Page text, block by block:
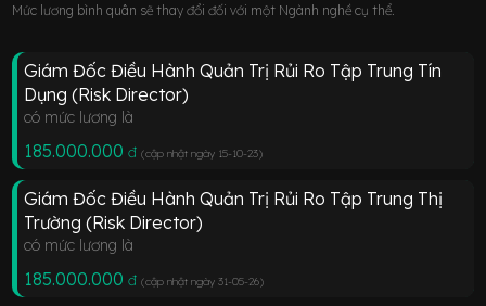
Mức lương bình quân sẽ thay đổi đối với một Ngành nghề cụ thể.
Giám Đốc Điều Hành Quản Trị Rủi Ro Tập Trung Tín
Dụng (Risk Director)
có mức lương là
185.000.000 đ (cập nhật ngày 15-10-23)
Giám Đốc Điều Hành Quản Trị Rủi Ro Tập Trung Thị
Trường (Risk Director)
có mức lương là
185.000.000 đ (cập nhật ngày 31-05-26)